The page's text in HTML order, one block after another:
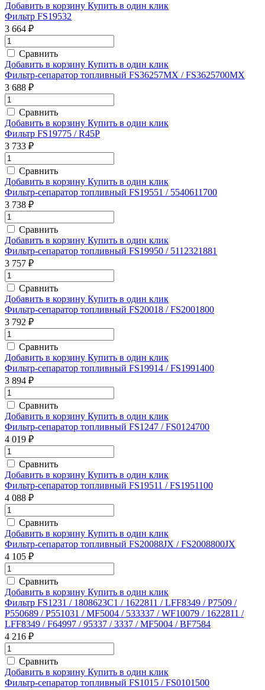
Добавить в корзину Купить в один клик
Фильтр FS19532
3 664 ₽
Сравнить
Добавить в корзину Купить в один клик
Фильтр-сепаратор топливный FS36257MX / FS3625700MX
3 688 ₽
Сравнить
Добавить в корзину Купить в один клик
Фильтр FS19775 / R45P
3 733 ₽
Сравнить
Добавить в корзину Купить в один клик
Фильтр-сепаратор топливный FS19551 / 5540611700
3 738 ₽
Сравнить
Добавить в корзину Купить в один клик
Фильтр-сепаратор топливный FS19950 / 5112321881
3 757 ₽
Сравнить
Добавить в корзину Купить в один клик
Фильтр-сепаратор топливный FS20018 / FS2001800
3 792 ₽
Сравнить
Добавить в корзину Купить в один клик
Фильтр-сепаратор топливный FS19914 / FS1991400
3 894 ₽
Сравнить
Добавить в корзину Купить в один клик
Фильтр-сепаратор топливный FS1247 / FS0124700
4 019 ₽
Сравнить
Добавить в корзину Купить в один клик
Фильтр-сепаратор топливный FS19511 / FS1951100
4 088 ₽
Сравнить
Добавить в корзину Купить в один клик
Фильтр-сепаратор топливный FS20088JX / FS2008800JX
4 105 ₽
Сравнить
Добавить в корзину Купить в один клик
Фильтр FS1231 / 1808623C1 / 1622811 / LFF8349 / P7509 /
P550689 / P551031 / MF5004 / 533337 / WF10079 / 1622811 /
LFF8349 / F64997 / 95337 / 3337 / MF5004 / BF7584
4 216 ₽
Сравнить
Добавить в корзину Купить в один клик
Фильтр-сепаратор топливный FS1015 / FS0101500